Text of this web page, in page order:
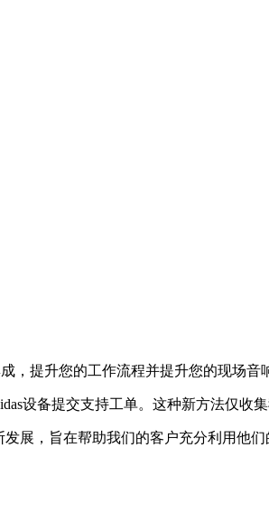
，提升您的工作流程并提升您的现场音
设备提交支持工单。这种新方法仅收
，旨在帮助我们的客户充分利用他们